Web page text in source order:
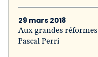
29 mars 2018
Aux grandes réformes
Pascal Perri